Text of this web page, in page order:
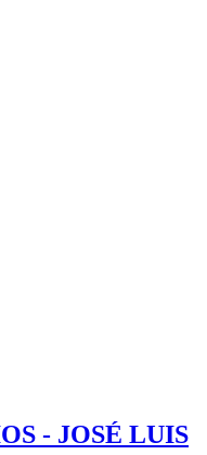
- JOSÉ LUIS